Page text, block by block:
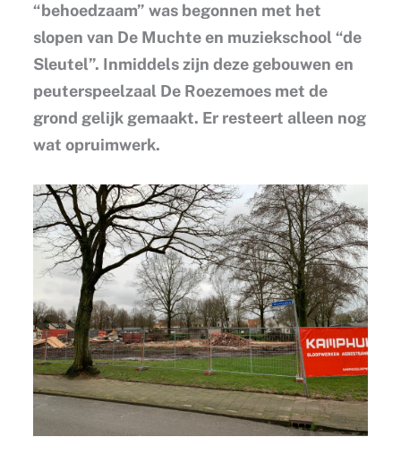
“behoedzaam” was begonnen met het
slopen van De Muchte en muziekschool “de
Sleutel”. Inmiddels zijn deze gebouwen en
peuterspeelzaal De Roezemoes met de
grond gelijk gemaakt. Er resteert alleen nog
wat opruimwerk.